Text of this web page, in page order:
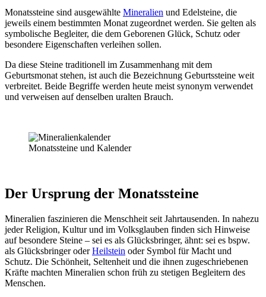
Monatssteine sind ausgewählte Mineralien und Edelsteine, die
jeweils einem bestimmten Monat zugeordnet werden. Sie gelten als
symbolische Begleiter, die dem Geborenen Glück, Schutz oder
besondere Eigenschaften verleihen sollen.
Da diese Steine traditionell im Zusammenhang mit dem
Geburtsmonat stehen, ist auch die Bezeichnung Geburtssteine weit
verbreitet. Beide Begriffe werden heute meist synonym verwendet
und verweisen auf denselben uralten Brauch.
Monatssteine und Kalender
Der Ursprung der Monatssteine
Mineralien faszinieren die Menschheit seit Jahrtausenden. In nahezu
jeder Religion, Kultur und im Volksglauben finden sich Hinweise
auf besondere Steine – sei es als Glücksbringer, ähnt: sei es bspw.
als Glücksbringer oderHeilstein oder Symbol für Macht und
Schutz. Die Schönheit, Seltenheit und die ihnen zugeschriebenen
Kräfte machten Mineralien schon früh zu stetigen Begleitern des
Menschen.